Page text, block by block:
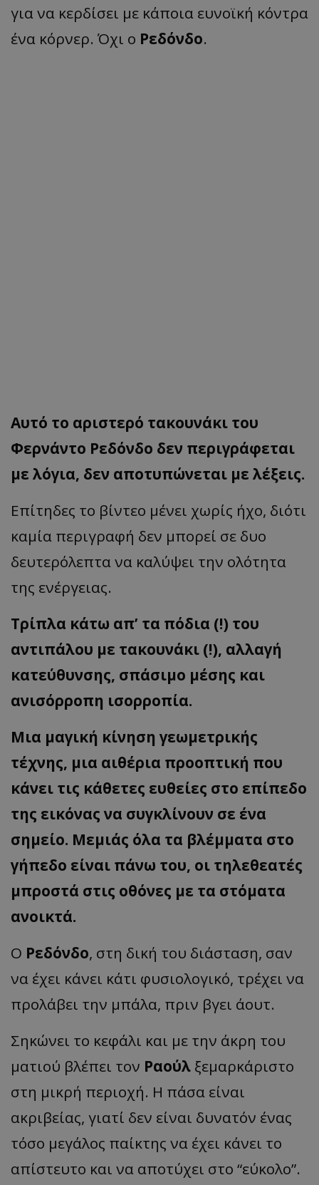
για να κερδίσει με κάποια ευνοϊκή κόντρα
ένα κόρνερ. Όχι ο Ρεδόνδο.
Αυτό το αριστερό τακουνάκι του
Φερνάντο Ρεδόνδο δεν περιγράφεται
με λόγια, δεν αποτυπώνεται με λέξεις.
Επίτηδες το βίντεο μένει χωρίς ήχο, διότι
καμία περιγραφή δεν μπορεί σε δυο
δευτερόλεπτα να καλύψει την ολότητα
της ενέργειας.
Τρίπλα κάτω απ’ τα πόδια (!) του
αντιπάλου με τακουνάκι (!), αλλαγή
κατεύθυνσης, σπάσιμο μέσης και
ανισόρροπη ισορροπία.
Μια μαγική κίνηση γεωμετρικής
τέχνης, μια αιθέρια προοπτική που
κάνει τις κάθετες ευθείες στο επίπεδο
της εικόνας να συγκλίνουν σε ένα
σημείο. Μεμιάς όλα τα βλέμματα στο
γήπεδο είναι πάνω του, οι τηλεθεατές
μπροστά στις οθόνες με τα στόματα
ανοικτά.
Ο Ρεδόνδο, στη δική του διάσταση, σαν
να έχει κάνει κάτι φυσιολογικό, τρέχει να
προλάβει την μπάλα, πριν βγει άουτ.
Σηκώνει το κεφάλι και με την άκρη του
ματιού βλέπει τον Ραούλ ξεμαρκάριστο
στη μικρή περιοχή. Η πάσα είναι
ακριβείας, γιατί δεν είναι δυνατόν ένας
τόσο μεγάλος παίκτης να έχει κάνει το
απίστευτο και να αποτύχει στο “εύκολο”.